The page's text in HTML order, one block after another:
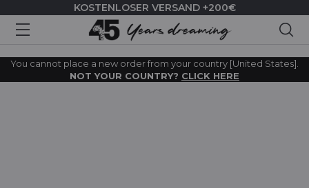
KOSTENLOSER VERSAND +200€
You cannot place a new order from your country [United States].
NOT YOUR COUNTRY? CLICK HERE